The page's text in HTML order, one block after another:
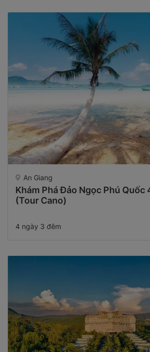
An Giang
Khám Phá Đảo Ngọc Phú Quốc
(Tour Cano)
4 ngày 3 đêm